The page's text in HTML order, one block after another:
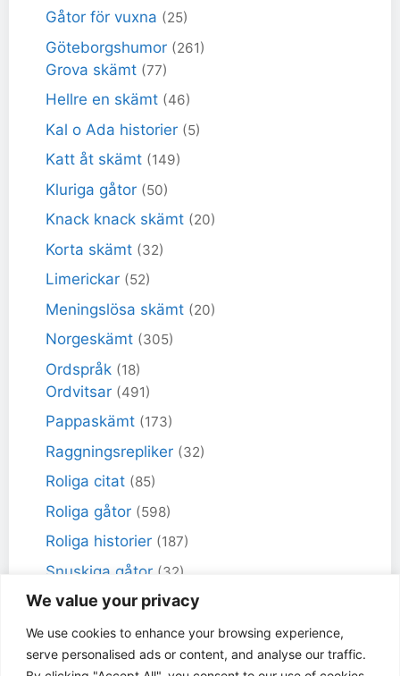
We value your privacy
We use cookies to enhance your browsing experience,
serve personalised ads or content, and analyse our traffic.
Gåtor för vuxna (25)
Göteborgshumor (261)
Grova skämt (77)
Hellre en skämt (46)
Kal o Ada historier (5)
Katt åt skämt (149)
Kluriga gåtor (50)
Knack knack skämt (20)
Korta skämt (32)
Limerickar (52)
Meningslösa skämt (20)
Norgeskämt (305)
Ordspråk (18)
Ordvitsar (491)
Pappaskämt (173)
Raggningsrepliker (32)
Roliga citat (85)
Roliga gåtor (598)
Roliga historier (187)
Snuskiga gåtor (32)
Snuskiga skämt(98)
Sportskämt (18)
Torra skämt (461)